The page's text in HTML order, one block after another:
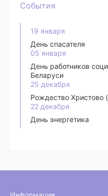
События
19 января
День спасателя
05 января
День работников
Беларуси
25 декабря
Рождество Христово
22 декабря
День энергетика